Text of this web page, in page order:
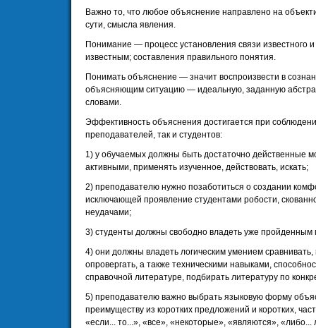
Важно то, что любое объяснение направлено на
сути, смысла явления.
Понимание — процесс установления связи известного и
известным; составления правильного понятия.
Понимать объяснение — значит воспроизвести в
объясняющим ситуацию — идеальную, заданную
словами.
Эффективность объяснения достигается при
преподавателей, так и студентов:
1) у обучаемых должны быть достаточно действенные
активными, применять изученное, действовать, искать;
2) преподавателю нужно позаботиться о создании
исключающей проявление студентами робости,
неудачами;
3) студенты должны свободно владеть уже пройденным
4) они должны владеть логическим умением
опровергать, а также техническими навыками,
справочной литературе, подбирать литературу по
5) преподавателю важно выбрать языковую форму
преимуществу из коротких предложений и коротких,
«если... то...», «все», «некоторые», «являются», «либо...